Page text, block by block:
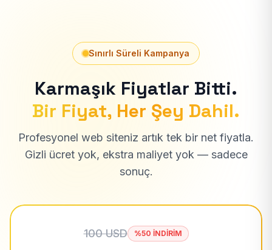
Sınırlı Süreli Kampanya
Karmaşık Fiyatlar Bitti.
Bir Fiyat, Her Şey Dahil.
Profesyonel web siteniz artık tek bir net fiyatla.
Gizli ücret yok, ekstra maliyet yok — sadece
sonuç.
100 USD %50 İNDİRİM